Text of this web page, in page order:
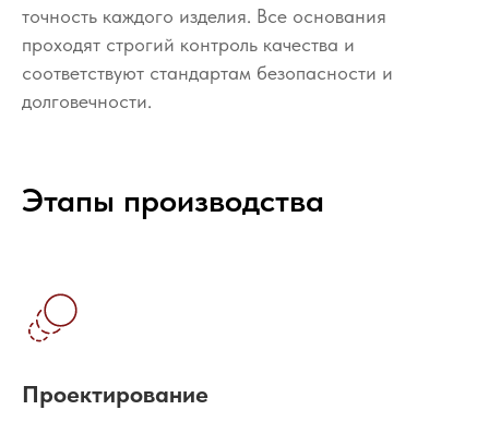
точность каждого изделия. Все основания
проходят строгий контроль качества и
соответствуют стандартам безопасности и
долговечности.
Этапы производства
Проектирование